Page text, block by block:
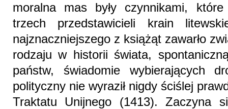
moralna mas były czynnikami,
trzech przedstawicieli krain
najznaczniejszego z książąt zawarło
rodzaju w historii świata,
państw, świadomie wybierających
polityczny nie wyraził nigdy ściślej
Traktatu Unijnego (1413). Zaczyna